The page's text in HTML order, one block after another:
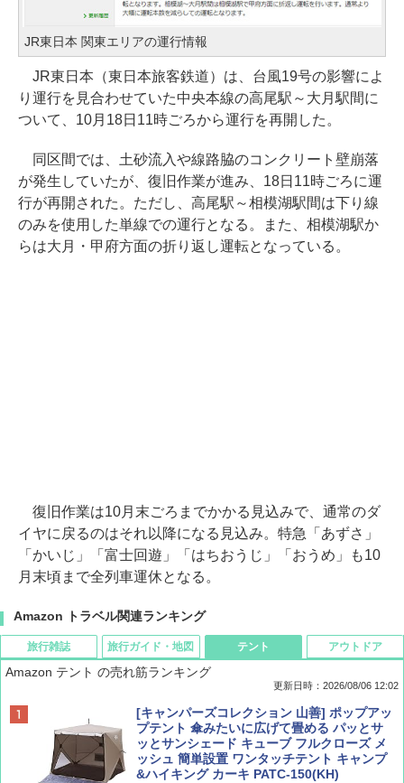
JR東日本 関東エリアの運行情報
JR東日本（東日本旅客鉄道）は、台風19号の影響によ
り運行を見合わせていた中央本線の高尾駅～大月駅間に
ついて、10月18日11時ごろから運行を再開した。
同区間では、土砂流入や線路脇のコンクリート壁崩落
が発生していたが、復旧作業が進み、18日11時ごろに運
行が再開された。ただし、高尾駅～相模湖駅間は下り線
のみを使用した単線での運行となる。また、相模湖駅か
らは大月・甲府方面の折り返し運転となっている。
復旧作業は10月末ごろまでかかる見込みで、通常のダ
イヤに戻るのはそれ以降になる見込み。特急「あずさ」
「かいじ」「富士回遊」「はちおうじ」「おうめ」も10
月末頃まで全列車運休となる。
Amazon トラベル関連ランキング
旅行雑誌
ディズニーファン ２０２６年 ９月号 [雑
誌] (ＤＩＳＮＥＹ ＦＡＮ)
￥713
旅行ガイド・地図
D40 地球の歩き方 チェンマイ タイ北部の魅
力的な町 2026～2027 地球の歩き方D アジア
￥2,079
テント
Amazon テント の売れ筋ランキング
更新日時：2026/08/06 12:02
[キャンパーズコレクション 山善] ポップアッ
プテント 傘みたいに広げて畳める パッとサ
ッとサンシェード キューブ フルクローズ メ
ッシュ 簡単設置 ワンタッチテント キャンプ
&ハイキング カーキ PATC-150(KH)
アウトドア